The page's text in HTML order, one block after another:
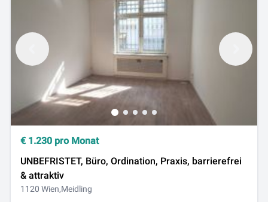
€ 1.230 pro Monat
UNBEFRISTET, Büro, Ordination, Praxis, barrierefrei
& attraktiv
1120 Wien,Meidling